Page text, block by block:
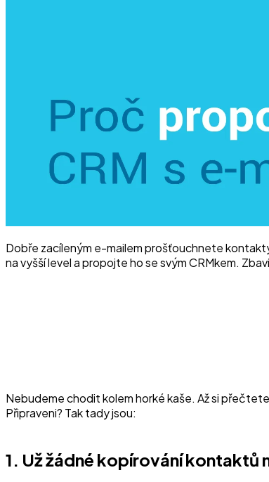
Dobře zacíleným e-mailem prošťouchnete
na vyšší level a propojte ho se svým CRMkem.
Nebudeme chodit kolem horké kaše. Až si
Připraveni? Tak tady jsou:
1. Už žádné kopírování kontaktů